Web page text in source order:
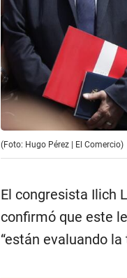
(Foto: Hugo Pérez | El Comercio)
El congresista Ilich
confirmó que este
“están evaluando